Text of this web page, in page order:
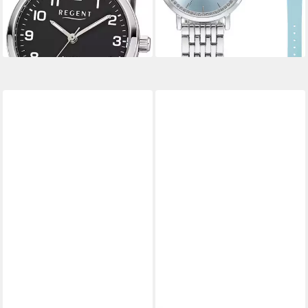
-11%
lieferbar - in 1-2 Werktagen bei dir
-42%
lieferbar - in 1-2 Werktagen bei dir